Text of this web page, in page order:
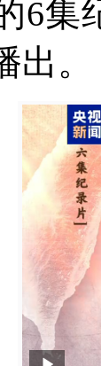
6集
。